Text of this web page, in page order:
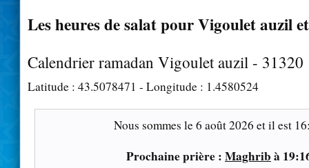
Les heures de salat pour Vigoulet auzil
Calendrier ramadan Vigoulet auzil - 31320
Latitude : 43.5078471 - Longitude : 1.4580524
Nous sommes le6 août 2026 et il est
Prochaine prière : Maghrib à